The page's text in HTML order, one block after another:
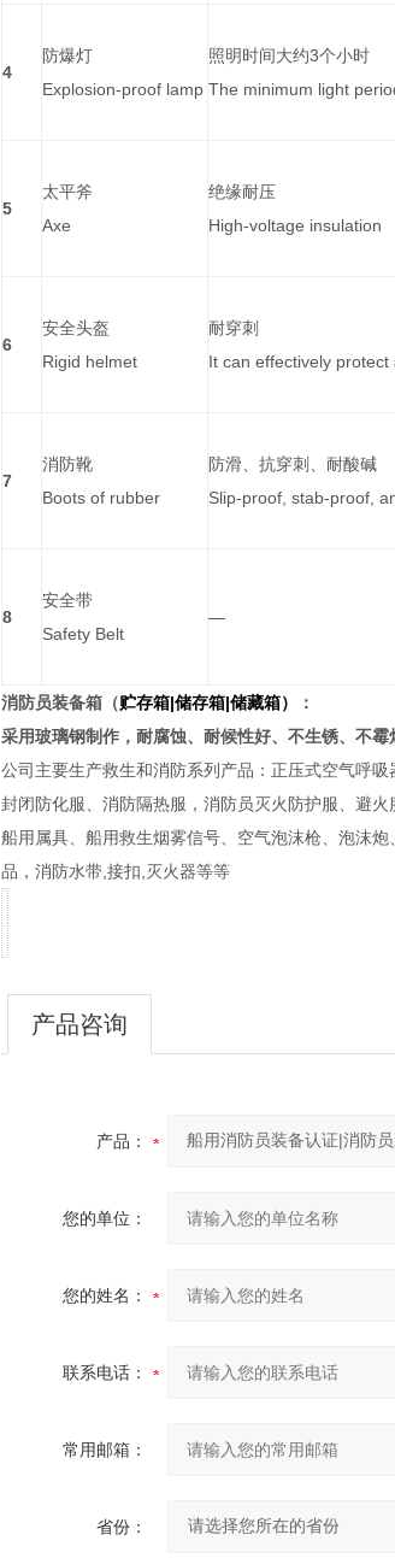
4
防爆灯
Explosion-proof lamp
照明时间大约3个小时
The minimum light
5
太平斧
Axe
绝缘耐压
High-voltage insulation
6
安全头盔
Rigid helmet
耐穿刺
It can effectively protect
7
消防靴
Boots of rubber
防滑、抗穿刺、耐酸碱
Slip-proof, stab-proof,
8
安全带
Safety Belt
—
消防员装备箱（贮存箱|储存箱|储藏箱）
：
采用玻璃钢制作，耐腐蚀、耐候性好、不生锈、不
公司主要生产救生和消防系列产品：正压式空气呼
封闭防化服、消防隔热服，消防员灭火防护服、避
船用属具、船用救生烟雾信号、空气泡沫枪、泡沫
品，消防水带,接扣,灭火器等等
产品咨询
产品：
您的单位：
您的姓名：
联系电话：
常用邮箱：
省份：